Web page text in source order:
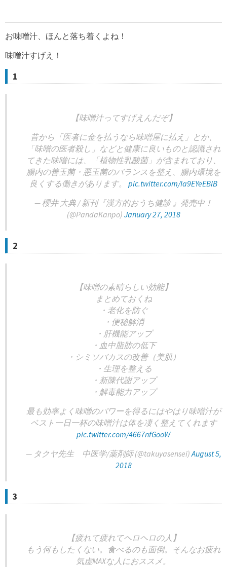
お味噌汁、ほんと落ち着くよね！
味噌汁すげえ！
1
【味噌汁ってすげえんだぞ】
昔から「医者に金を払うなら味噌屋に払え」とか、
「味噌の医者殺し」などと健康に良いものと認識され
てきた味噌には、「植物性乳酸菌」が含まれており、
腸内の善玉菌・悪玉菌のバランスを整え、腸内環境を
良くする働きがあります。 pic.twitter.com/Ia9EYeEBlB
— 櫻井 大典 / 新刊『漢方的おうち健診 』発売中！
(@PandaKanpo) January 27, 2018
2
【味噌の素晴らしい効能】
まとめておくね
・老化を防ぐ
・便秘解消
・肝機能アップ
・血中脂肪の低下
・シミソバカスの改善（美肌）
・生理を整える
・新陳代謝アップ
・解毒能力アップ
最も効率よく味噌のパワーを得るにはやはり味噌汁が
ベスト一日一杯の味噌汁は体を凄く整えてくれます
pic.twitter.com/4667nfGooW
— タクヤ先生 中医学/薬剤師 (@takuyasensei)August 5,
2018
3
【疲れて疲れてヘロヘロの人】
もう何もしたくない。食べるのも面倒。そんなお疲れ
気虚MAXな人におススメ。